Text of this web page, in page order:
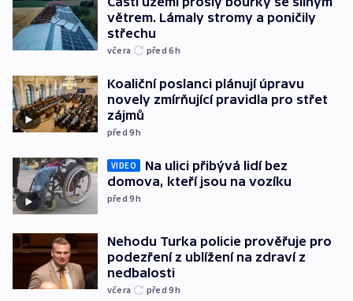
větrem. Lámaly stromy a poničily
střechu
včera před 6h
Koaliční poslanci plánují úpravu
novely zmírňující pravidla pro střet
zájmů
před 9h
VIDEO
Na ulici přibývá lidí bez
domova, kteří jsou na vozíku
před 9h
Nehodu Turka policie prověřuje pro
podezření z ublížení na zdraví z
nedbalosti
včera před 9h